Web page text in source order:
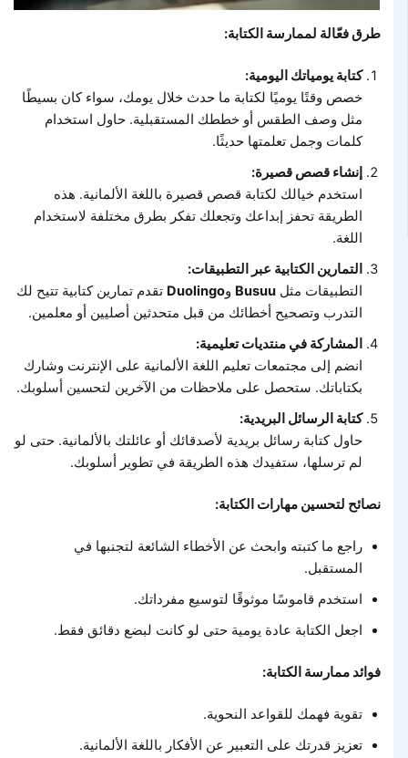
طرق فعّالة لممارسة الكتابة:
كتابة يومياتك اليومية:
خصص وقتًا يوميًا لكتابة ما حدث خلال يومك، سواء كان بسيطًا
مثل وصف الطقس أو خططك المستقبلية. حاول استخدام
كلمات وجمل تعلمتها حديثًا.
إنشاء قصص قصيرة:
استخدم خيالك لكتابة قصص قصيرة باللغة الألمانية. هذه
الطريقة تحفز إبداعك وتجعلك تفكر بطرق مختلفة لاستخدام
اللغة.
التمارين الكتابية عبر التطبيقات:
التطبيقات مثلBusuuو Duolingoتقدم تمارين كتابية تتيح لك
التدرب وتصحيح أخطائك من قبل متحدثين أصليين أو معلمين.
المشاركة في منتديات تعليمية:
انضم إلى مجتمعات تعليم اللغة الألمانية على الإنترنت وشارك
بكتاباتك. ستحصل على ملاحظات من الآخرين لتحسين أسلوبك.
كتابة الرسائل البريدية:
حاول كتابة رسائل بريدية لأصدقائك أو عائلتك بالألمانية. حتى لو
لم ترسلها، ستفيدك هذه الطريقة في تطوير أسلوبك.
نصائح لتحسين مهارات الكتابة:
راجع ما كتبته وابحث عن الأخطاء الشائعة لتجنبها في
المستقبل.
استخدم قاموسًا موثوقًا لتوسيع مفرداتك.
اجعل الكتابة عادة يومية حتى لو كانت لبضع دقائق فقط.
فوائد ممارسة الكتابة:
تقوية فهمك للقواعد النحوية.
تعزيز قدرتك على التعبير عن الأفكار باللغة الألمانية.